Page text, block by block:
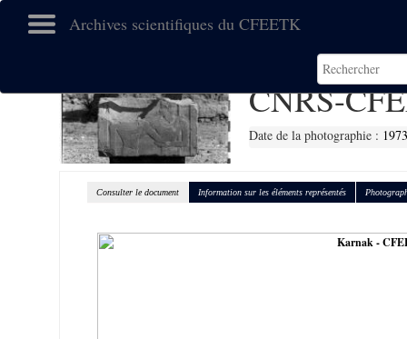
Archives scientifiques du CFEETK
CNRS-
Date de la photographie : 1973
Consulter le document Information sur les éléments représentés